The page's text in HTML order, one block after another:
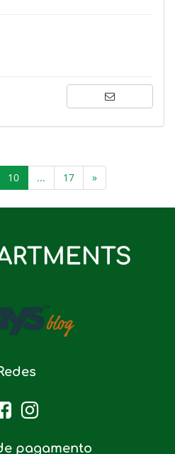
10(current)
... 17 »
pagamento